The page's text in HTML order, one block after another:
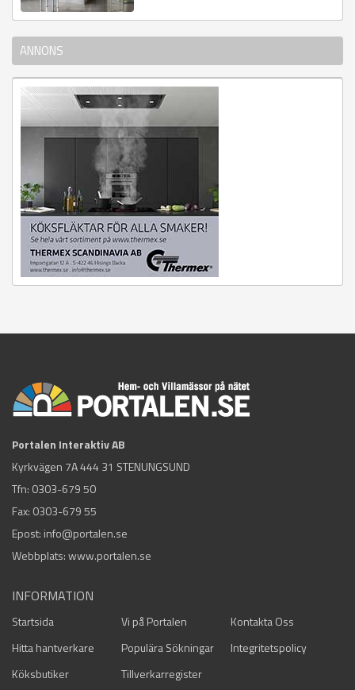
ANNONS
Portalen Interaktiv AB
Kyrkvägen 7A 444 31 STENUNGSUND
Tfn: 0303-679 50
Fax: 0303-679 55
Epost: info@portalen.se
Webbplats: www.portalen.se
INFORMATION
Startsida Vi på Portalen
Kontakta Oss
Hitta hantverkare
Populära Sökningar
Integritetspolicy
Köksbutiker
Tillverkarregister